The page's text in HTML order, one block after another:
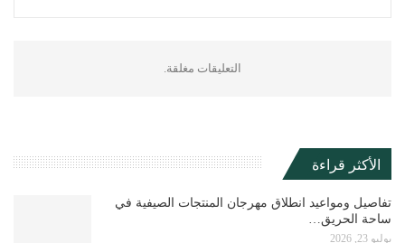
التعليقات مغلقة.
الأكثر قراءة
تفاصيل ومواعيد انطلاق مهرجان المنتجات الصيفية في
ساحة الحريق…
يوليو 23, 2026